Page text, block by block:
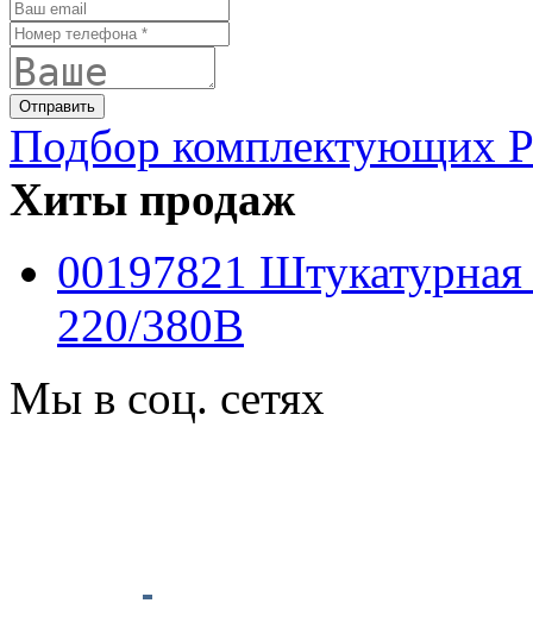
Подбор комплектующих
Хиты продаж
00197821
220/380B
Мы в соц. сетях